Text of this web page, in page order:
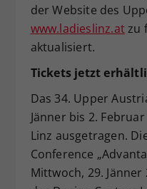
der Website des
www.ladieslinz.atzu
aktualisiert.
Tickets jetzt
Das 34. Upper
Jänner bis 2.
Linz ausgetragen.
Conference
Mittwoch, 29.